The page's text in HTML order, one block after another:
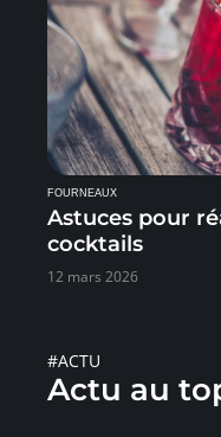
FOURNEAUX
Astuces pour
cocktails
12 mars 2026
#ACTU
Actu au